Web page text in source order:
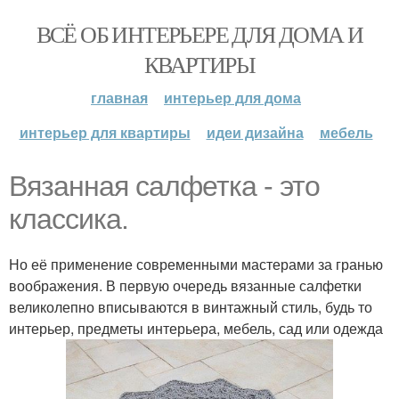
ВСЁ ОБ ИНТЕРЬЕРЕ ДЛЯ ДОМА И
КВАРТИРЫ
главная
интерьер для дома
интерьер для квартиры
идеи дизайна мебель
Вязанная салфетка - это
классика.
Но её применение современными мастерами за гранью
воображения. В первую очередь вязанные салфетки
великолепно вписываются в винтажный стиль, будь то
интерьер, предметы интерьера, мебель, сад или одежда